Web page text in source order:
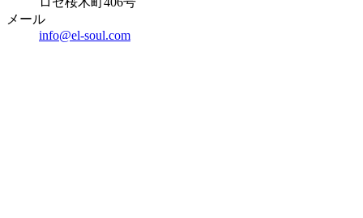
メール
info@el-soul.com